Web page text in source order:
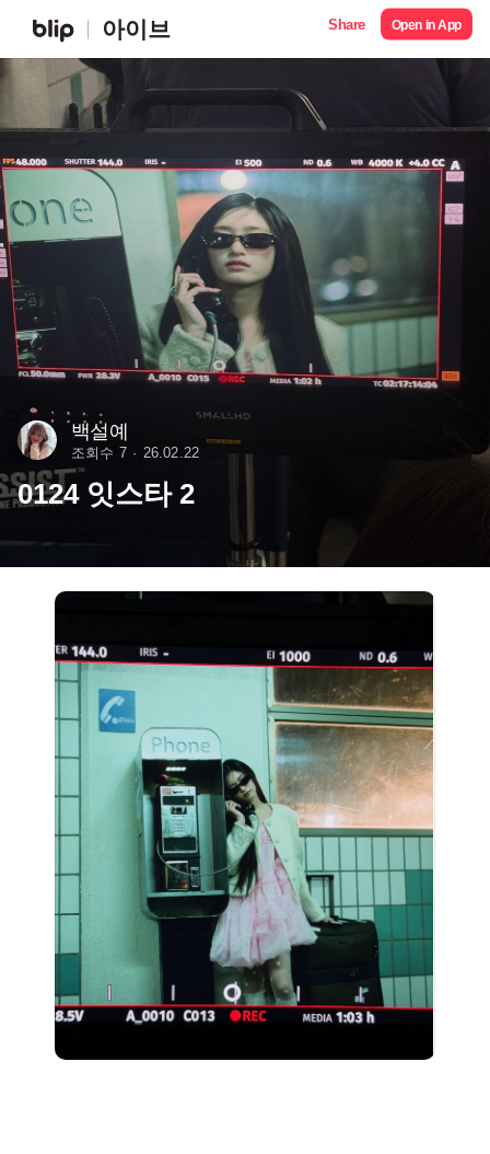
아이브 Share Open in App
백설예
조회수 7 26.02.22
0124 잇스타 2